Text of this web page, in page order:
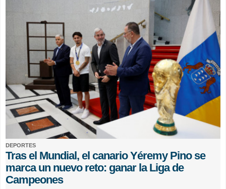
DEPORTES
Tras el Mundial, el canario Yéremy Pino se
marca un nuevo reto: ganar la Liga de
Campeones